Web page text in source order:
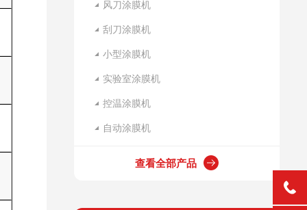
风刀涂膜机
刮刀涂膜机
小型涂膜机
实验室涂膜机
控温涂膜机
自动涂膜机
查看全部产品